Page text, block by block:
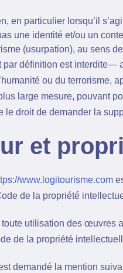
en particulier lorsqu’il
une identité et/ou un
(usurpation), au sens
définition est interdite—
ou du terrorisme,
large mesure, pouvant
droit de demander la
et
www.logitourisme.com
de la propriété
utilisation des œuvres
de la propriété
demandé la mention